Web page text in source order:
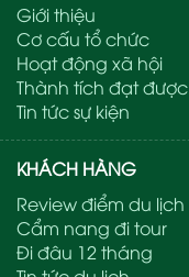
Giới thiệu
Cơ cấu tổ chức
Hoạt động xã hội
Thành tích đạt được
Tin tức sự kiện
KHÁCH HÀNG
Review điểm du lịch
Cẩm nang đi tour
Đi đâu 12 tháng